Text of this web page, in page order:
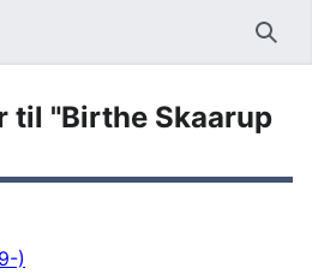
Søg
til "Birthe Skaarup
)